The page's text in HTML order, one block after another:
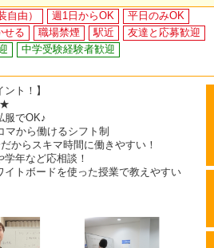
自由） 週1日からOK
平日のみOK
せる 職場禁煙 駅近
友達と応募歓迎
中学受験経験者歓迎
ント！】
でOK♪
から働けるシフト制
からスキマ時間に働きやすい！
年など応相談！
トボードを使った授業で教えやすい